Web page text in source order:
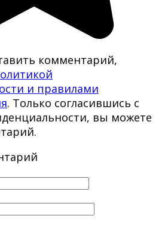
комментарий,
и правилами
. Только согласившись с
вы можете